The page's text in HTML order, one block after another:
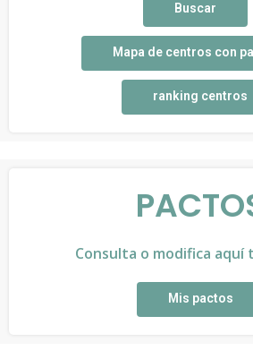
Buscar
Mapa de centros con
ranking centros
Consulta o modifica aquí
Mis pactos